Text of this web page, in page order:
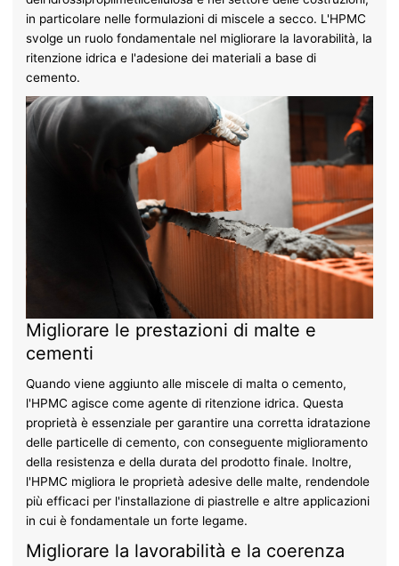
in particolare nelle formulazioni di miscele a secco. L'HPMC
svolge un ruolo fondamentale nel migliorare la lavorabilità, la
ritenzione idrica e l'adesione dei materiali a base di
cemento.
Migliorare le prestazioni di malte e
cementi
Quando viene aggiunto alle miscele di malta o cemento,
l'HPMC agisce come agente di ritenzione idrica. Questa
proprietà è essenziale per garantire una corretta idratazione
delle particelle di cemento, con conseguente miglioramento
della resistenza e della durata del prodotto finale. Inoltre,
l'HPMC migliora le proprietà adesive delle malte, rendendole
più efficaci per l'installazione di piastrelle e altre applicazioni
in cui è fondamentale un forte legame.
Migliorare la lavorabilità e la coerenza